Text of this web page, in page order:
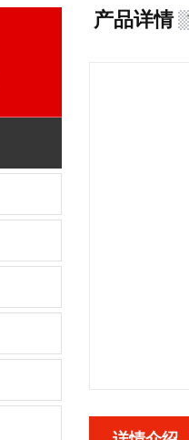
产品详情